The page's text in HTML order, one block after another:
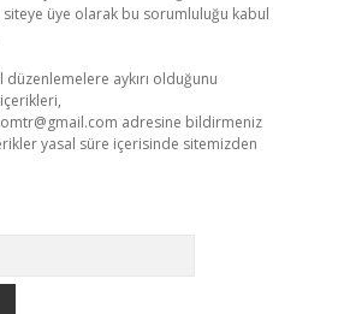
siteye üye olarak bu sorumluluğu kabul
düzenlemelere aykırı olduğunu
adresine bildirmeniz
yasal süre içerisinde sitemizden